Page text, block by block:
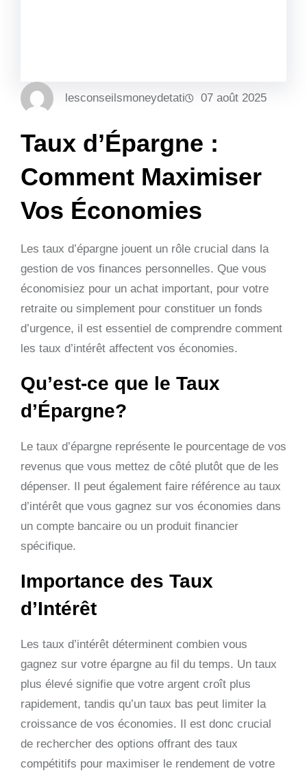
lesconseilsmoneydetati 07 août 2025
Taux d’Épargne :
Comment Maximiser
Vos Économies
Les taux d’épargne jouent un rôle crucial dans la
gestion de vos finances personnelles. Que vous
économisiez pour un achat important, pour votre
retraite ou simplement pour constituer un fonds
d’urgence, il est essentiel de comprendre comment
les taux d’intérêt affectent vos économies.
Qu’est-ce que le Taux
d’Épargne?
Le taux d’épargne représente le pourcentage de vos
revenus que vous mettez de côté plutôt que de les
dépenser. Il peut également faire référence au taux
d’intérêt que vous gagnez sur vos économies dans
un compte bancaire ou un produit financier
spécifique.
Importance des Taux
d’Intérêt
Les taux d’intérêt déterminent combien vous
gagnez sur votre épargne au fil du temps. Un taux
plus élevé signifie que votre argent croît plus
rapidement, tandis qu’un taux bas peut limiter la
croissance de vos économies. Il est donc crucial
de rechercher des options offrant des taux
compétitifs pour maximiser le rendement de votre